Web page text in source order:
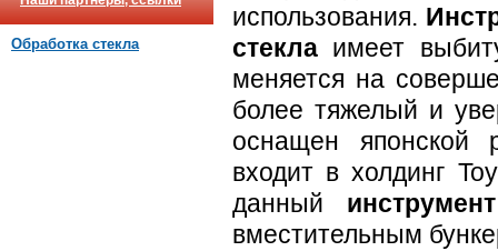
Обработка стекла
использования.
стекла имеет
меняется на
более тяжелый и
оснащен японской
входит в холдинг
данный
вместительным